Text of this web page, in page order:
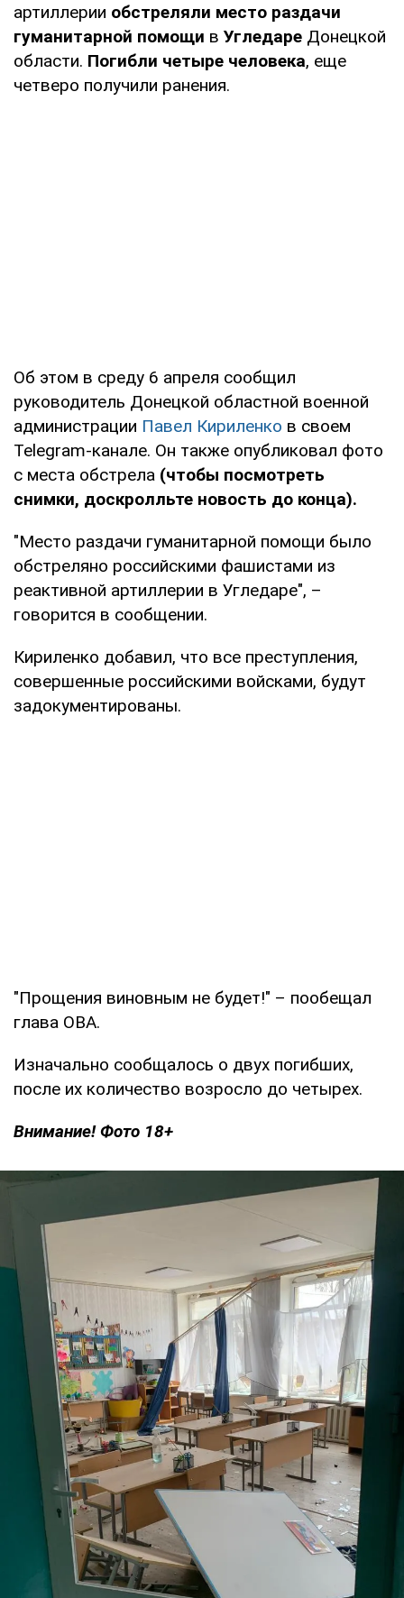
артиллерии обстреляли место раздачи
гуманитарной помощи в Угледаре Донецкой
области. Погибли четыре человека, еще
четверо получили ранения.
Об этом в среду 6 апреля сообщил
руководитель Донецкой областной военной
администрации Павел Кириленко в своем
Telegram-канале. Он также опубликовал фото
с места обстрела (чтобы посмотреть
снимки, доскролльте новость до конца).
"Место раздачи гуманитарной помощи было
обстреляно российскими фашистами из
реактивной артиллерии в Угледаре", –
говорится в сообщении.
Кириленко добавил, что все преступления,
совершенные российскими войсками, будут
задокументированы.
"Прощения виновным не будет!" – пообещал
глава ОВА.
Изначально сообщалось о двух погибших,
после их количество возросло до четырех.
Внимание! Фото 18+